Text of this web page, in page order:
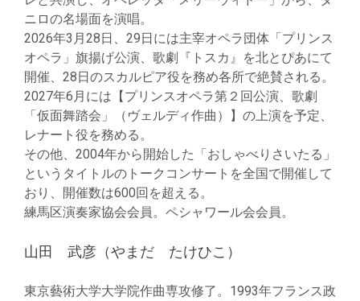
ニロの名場面を演唱。
2026年3月28日、29日には主宰オペラ団体「プリンス
オペラ」旗揚げ公演、歌劇『トスカ』を北とぴあにて
開催、28日のスカルピア役を務め各所で絶賛される。
2027年6月には【プリンスオペラ第２回公演、歌劇
「仮面舞踏会」（ヴェルディ作曲）】の上演を予定、
レナート役を務める。
その他、2004年から開始した「おしゃべりさいたる」
というタイトルのトークコンサートを全国で開催して
おり、開催数は600回を超える。
練馬区演奏家協会会員。ペシャワール会会員。
山田 武彦（やまだ たけひこ）
東京藝術大学大学院作曲専攻修了。1993年フランス政